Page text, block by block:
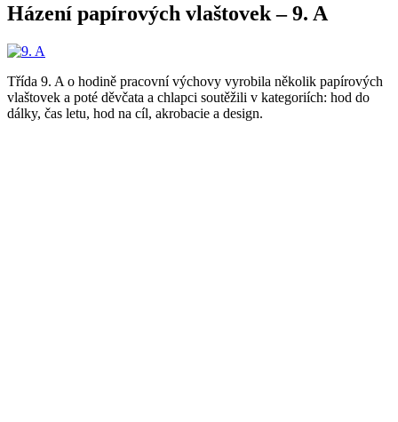
Házení papírových vlaštovek – 9. A
Třída 9. A o hodině pracovní výchovy vyrobila několik papírových
vlaštovek a poté děvčata a chlapci soutěžili v kategoriích: hod do
dálky, čas letu, hod na cíl, akrobacie a design.